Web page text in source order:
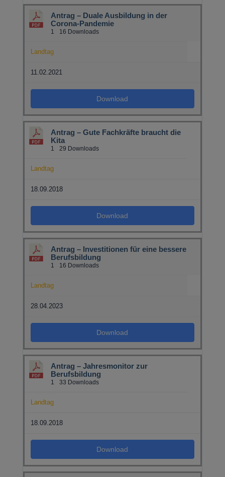
Antrag – Duale Ausbildung in der
Corona-Pandemie
1 16 Downloads
Landtag
11.02.2021
Download
Antrag – Gute Fachkräfte braucht die
Kita
1 29 Downloads
Landtag
18.09.2018
Download
Antrag – Investitionen für eine bessere
Berufsbildung
1 16 Downloads
Landtag
28.04.2023
Download
Antrag – Jahresmonitor zur
Berufsbildung
1 33 Downloads
Landtag
18.09.2018
Download